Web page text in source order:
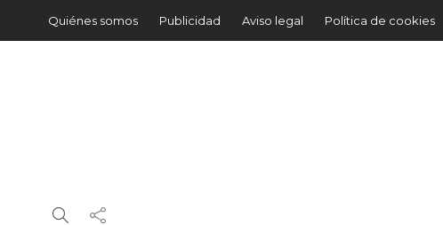
Quiénes somos Publicidad Aviso legal Política de cookies